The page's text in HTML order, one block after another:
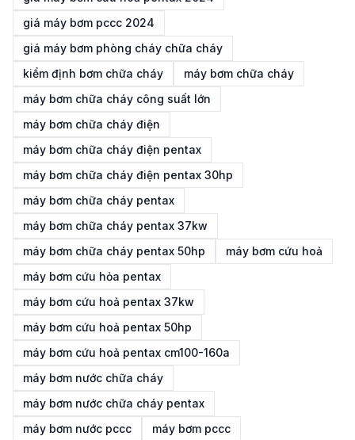
giá máy bơm pccc 2024
giá máy bơm phòng cháy chữa cháy
kiểm định bơm chữa cháy
máy bơm chữa cháy
máy bơm chữa cháy công suất lớn
máy bơm chữa cháy điện
máy bơm chữa cháy điện pentax
máy bơm chữa cháy điện pentax 30hp
máy bơm chữa cháy pentax
máy bơm chữa cháy pentax 37kw
máy bơm chữa cháy pentax 50hp
máy bơm cứu hoả
máy bơm cứu hỏa pentax
máy bơm cứu hoả pentax 37kw
máy bơm cứu hoả pentax 50hp
máy bơm cứu hoả pentax cm100-160a
máy bơm nước chữa cháy
máy bơm nước chữa cháy pentax
máy bơm nước pccc
máy bơm pccc